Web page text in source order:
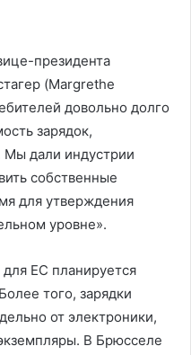
президента
(Margrethe
довольно долго
зарядок,
Мы дали индустрии
собственные
для утверждения
уровне».
ЕС планируется
того, зарядки
от электроники,
В Брюсселе